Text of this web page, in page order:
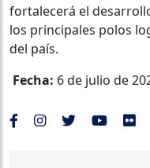
fortalecerá el
los principales polos
del país.
Fecha: 6 de julio de